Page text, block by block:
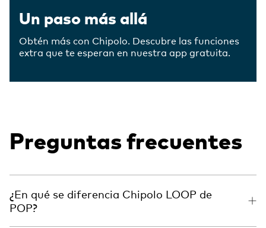
Un paso más allá
Obtén más con Chipolo. Descubre las funciones
extra que te esperan en nuestra app gratuita.
Preguntas frecuentes
¿En qué se diferencia Chipolo LOOP de
POP?